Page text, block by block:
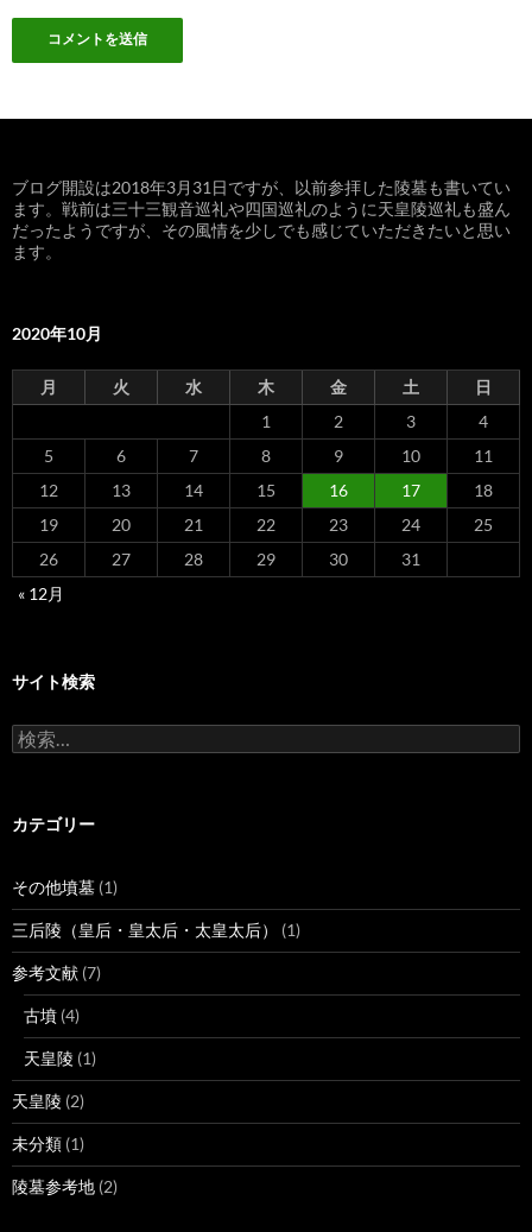
ブログ開設は2018年3月31日ですが、以前参拝した陵墓も書いてい
ます。戦前は三十三観音巡礼や四国巡礼のように天皇陵巡礼も盛ん
だったようですが、その風情を少しでも感じていただきたいと思い
ます。
2020年10月
月 火 水 木 金 土
日
1
2 3
4
5
6 7 8 9 10
11
12
13 14 15 16 17
18
19
20 21 22 23 24
25
26
27 28 29 30
31
« 12月
サイト検索
検
索:
カテゴリー
その他墳墓 (1)
三后陵（皇后・皇太后・太皇太后） (1)
参考文献 (7)
古墳 (4)
天皇陵 (1)
天皇陵 (2)
未分類 (1)
陵墓参考地 (2)